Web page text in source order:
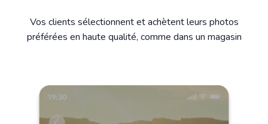
Vos clients sélectionnent et achètent leurs photos
préférées en haute qualité, comme dans un magasin